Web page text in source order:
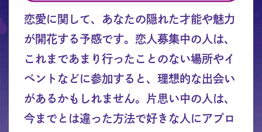
恋愛に関して、あなたの隠れた才能や魅力
が開花する予感です。恋人募集中の人は、
これまであまり行ったことのない場所やイ
ベントなどに参加すると、理想的な出会い
があるかもしれません。片思い中の人は、
今までとは違った方法で好きな人にアプロ